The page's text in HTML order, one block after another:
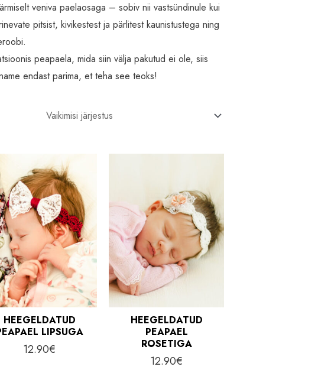
veniva paelaosaga – sobiv nii vastsündinule kui
pitsist, kivikestest ja pärlitest kaunistustega ning
peapaela, mida siin välja pakutud ei ole, siis
endast parima, et teha see teoks!
HEEGELDATUD
LIPSUGA
12.90€
HEEGELDATUD
PEAPAEL
ROSETIGA
12.90€